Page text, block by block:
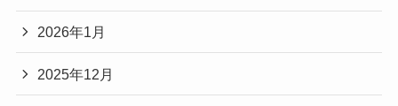
2026年1月
2025年12月